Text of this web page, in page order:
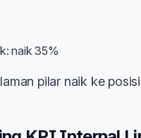
naik 35%
pilar naik ke